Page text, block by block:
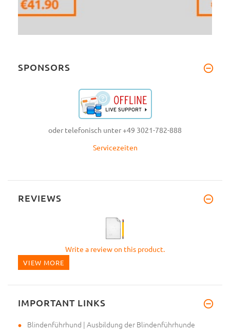
SPONSORS
oder telefonisch unter +49 3021-782-888
Servicezeiten
REVIEWS
Write a review on this product.
VIEW MORE
IMPORTANT LINKS
Blindenführhund | Ausbildung der Blindenführhunde